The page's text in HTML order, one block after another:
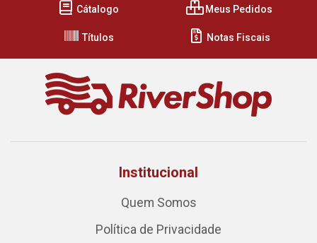
Cátalogo Meus Pedidos
Títulos Notas Fiscais
Institucional
Quem Somos
Política de Privacidade